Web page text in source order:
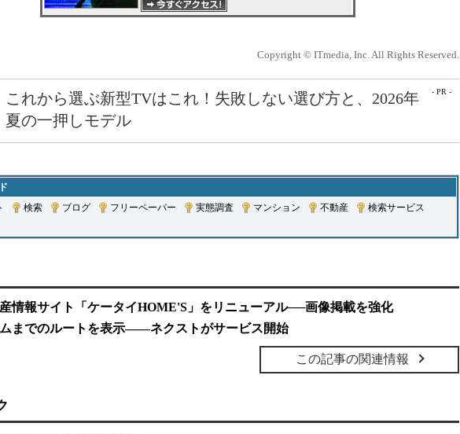
Copyright © ITmedia, Inc. All Rights Reserved.
- PR -
これから選ぶ新型TVはこれ！失敗しない選び方と、2026年
夏の一押しモデル
検索 ブログ フリーペーパー 実態調査 マンション 不動産 検索サービス
情報サイト「ケータイHOME'S」をリニューアル──画像掲載を強化
までのルートを表示――ネクストがサービス開始
この記事の関連情報